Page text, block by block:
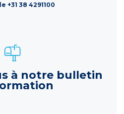
+31 38 4291100
à notre bulletin